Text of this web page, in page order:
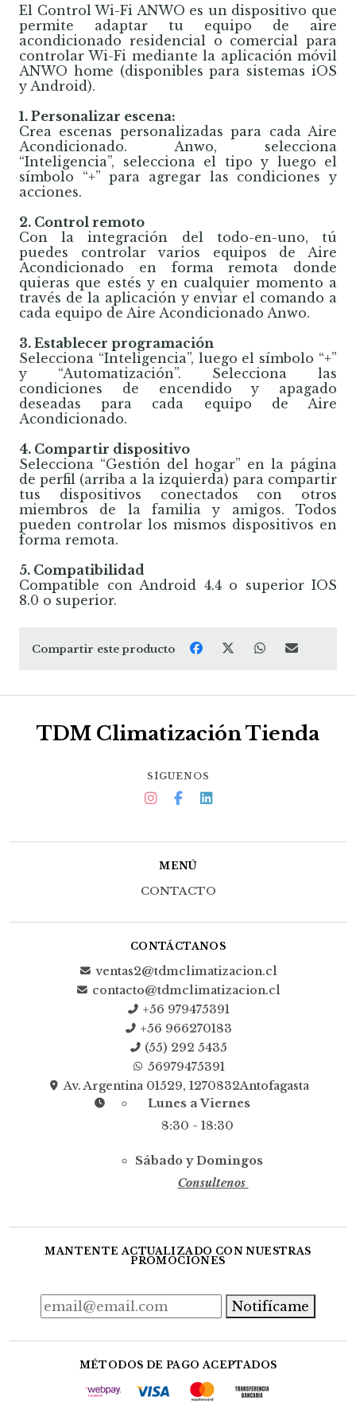
El Control Wi-Fi ANWO es un dispositivo que
permite adaptar tu equipo de aire
acondicionado residencial o comercial para
controlar Wi-Fi mediante la aplicación móvil
ANWO home (disponibles para sistemas iOS
y Android).
1. Personalizar escena:
Crea escenas personalizadas para cada Aire
Acondicionado. Anwo, selecciona
“Inteligencia”, selecciona el tipo y luego el
símbolo “+” para agregar las condiciones y
acciones.
2. Control remoto
Con la integración del todo-en-uno, tú
puedes controlar varios equipos de Aire
Acondicionado en forma remota donde
quieras que estés y en cualquier momento a
través de la aplicación y enviar el comando a
cada equipo de Aire Acondicionado Anwo.
3. Establecer programación
Selecciona “Inteligencia”, luego el símbolo “+”
y “Automatización”. Selecciona las
condiciones de encendido y apagado
deseadas para cada equipo de Aire
Acondicionado.
4. Compartir dispositivo
Selecciona “Gestión del hogar” en la página
de perfil (arriba a la izquierda) para compartir
tus dispositivos conectados con otros
miembros de la familia y amigos. Todos
pueden controlar los mismos dispositivos en
forma remota.
5. Compatibilidad
Compatible con Android 4.4 o superior IOS
8.0 o superior.
Compartir este producto
TDM Climatización Tienda
SÍGUENOS
MENÚ
CONTACTO
CONTÁCTANOS
ventas2@tdmclimatizacion.cl
contacto@tdmclimatizacion.cl
+56 979475391
+56 966270183
(55) 292 5435
56979475391
Av. Argentina 01529, 1270832Antofagasta
Lunes a Viernes
8:30 - 18:30
Sábado y Domingos
Consultenos
MANTENTE ACTUALIZADO CON NUESTRAS
PROMOCIONES
Notifícame
MÉTODOS DE PAGO ACEPTADOS